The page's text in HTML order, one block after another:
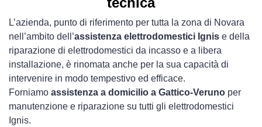
L’azienda, punto di riferimento per tutta la zona di Novara
nell’ambito dell’assistenza elettrodomestici Ignis e della
riparazione di elettrodomestici da incasso e a libera
installazione, è rinomata anche per la sua capacità di
intervenire in modo tempestivo ed efficace.
Forniamo assistenza a domicilio a Gattico-Veruno per
manutenzione e riparazione su tutti gli elettrodomestici
Ignis.